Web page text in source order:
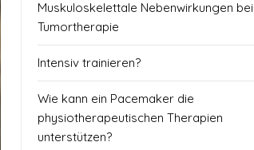
Muskuloskelettale Nebenwirkungen bei
Tumortherapie
Intensiv trainieren?
Wie kann ein Pacemaker die
physiotherapeutischen Therapien
unterstützen?